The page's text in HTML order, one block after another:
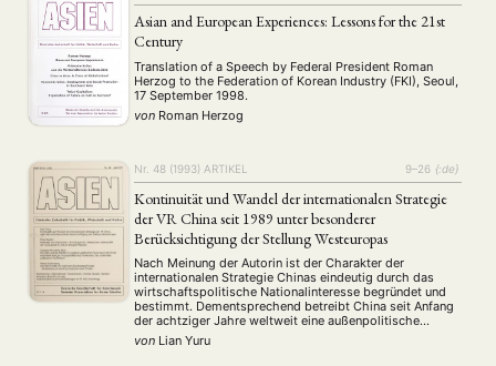
ANGEBOTE
ANTRAG AUF EINEN SMALL GRANT DER DGA MITGLIEDERBEREICH DIE DGA
MITGLIEDSCHAFT
Aktuelles von unseren Mitgliedern (4) Art (5) ASIEN (Zeitschrift)
Auszeichnung (12) Bericht (128) Bildung (22) Calls for… (1287)
DGA (92) Diskussion (74) Fellowship (111) Forschung (234)
Geschichte (93)
Asian and European Experiences: Lessons for the 21st
Century
Translation of a Speech by Federal President Roman
Herzog to the Federation of Korean Industry (FKI), Seoul,
17 September 1998.
von Roman Herzog
Nr. 48 (1993) ARTIKEL 9–26 {:de}
Kontinuität und Wandel der internationalen Strategie
der VR China seit 1989 unter besonderer
Berücksichtigung der Stellung Westeuropas
Nach Meinung der Autorin ist der Charakter der
internationalen Strategie Chinas eindeutig durch das
wirtschaftspolitische Nationalinteresse begründet und
bestimmt. Dementsprechend betreibt China seit Anfang
der achtziger Jahre weltweit eine außenpolitische
Status-quo-Politik. Die Autorin untersucht die Bedeutung
Westeuropas in der internationalen Strategie Chinas und
von Lian Yuru